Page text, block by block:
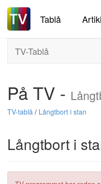
Tablå
TV-Tablå
På TV -
TV-tablå / Långtbort i stan
Långtbort i